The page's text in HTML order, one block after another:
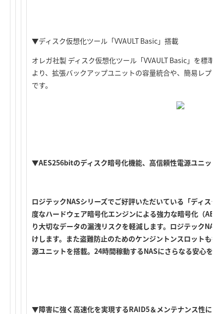
▼ディスク仮想化ツール「VVAULT Basic」搭載
オレガ社製 ディスク仮想化ツール「VVAULT Basic」を標準
より、拡張バックアップユニットの容量統合や、簡易レプ
です。
▼AES256bitのディスク暗号化機能、高信頼性電源ユニット
ロジテックNASシリーズでご好評いただいている「ディス
度なハードウェア暗号化エンジンによる強力な暗号化（
り大切なデータの漏洩リスクを軽減します。ロジテック
けします。また盗難防止のためのケンジントンスロットも
源ユニットを搭載。24時間稼動するNASにさらなる安心を
▼障害に強く高速化を実現するRAID5＆メンテナンス性に